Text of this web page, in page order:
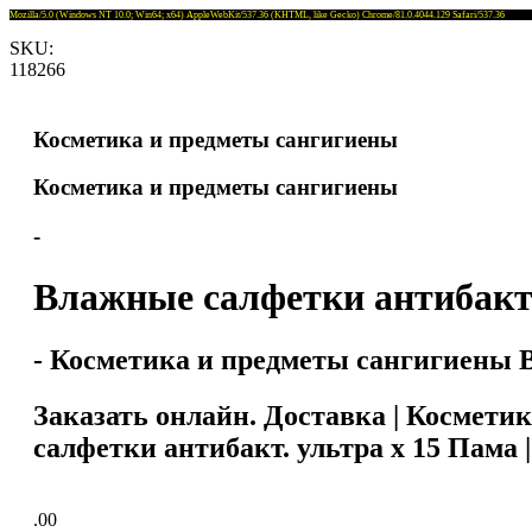
Mozilla/5.0 (Windows NT 10.0; Win64; x64) AppleWebKit/537.36 (KHTML, like Gecko) Chrome/81.0.4044.129 Safari/537.36
SKU:
118266
Косметика и предметы сангигиены
Косметика и предметы сангигиены
-
Влажные салфетки
- Косметика и предметы сангигиены
Заказать онлайн. Доставка |
салфетки антибакт. ультра x 15 Пама |
.00